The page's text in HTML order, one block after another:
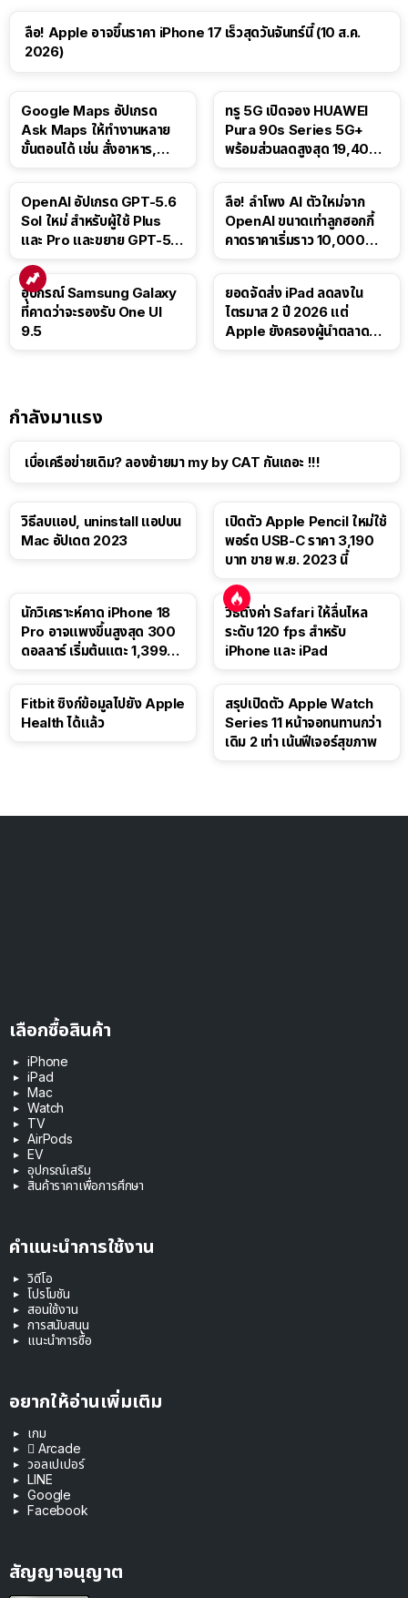
ลือ! Apple อาจขึ้นราคา iPhone 17 เร็วสุดวันจันทร์นี้ (10 ส.ค.
2026)
Google Maps อัปเกรด
Ask Maps ให้ทำงานหลาย
ขั้นตอนได้ เช่น สั่งอาหาร,
ทรู 5G เปิดจอง HUAWEI
Pura 90s Series 5G+
พร้อมส่วนลดสูงสุด 19,400
OpenAI อัปเกรด GPT-5.6
Sol ใหม่ สำหรับผู้ใช้ Plus
และ Pro และขยาย GPT-5.6
ลือ! ลำโพง AI ตัวใหม่จาก
OpenAI ขนาดเท่าลูกฮอกกี้
คาดราคาเริ่มราว 10,000
อุปกรณ์ Samsung Galaxy
ที่คาดว่าจะรองรับ One UI
9.5
ยอดจัดส่ง iPad ลดลงใน
ไตรมาส 2 ปี 2026 แต่
Apple ยังครองผู้นำตลาด
กำลังมาแรง
เบื่อเครือข่ายเดิม? ลองย้ายมา my by CAT กันเถอะ !!!
วิธีลบแอป, uninstall แอปบน
Mac อัปเดต 2023
เปิดตัว Apple Pencil ใหม่ใช้
พอร์ต USB-C ราคา 3,190
บาท ขาย พ.ย. 2023 นี้
นักวิเคราะห์คาด iPhone 18
Pro อาจแพงขึ้นสูงสุด 300
ดอลลาร์ เริ่มต้นแตะ 1,399
วิธีตั้งค่า Safari ให้ลื่นไหล
ระดับ 120 fps สำหรับ
iPhone และ iPad
Fitbit ซิงก์ข้อมูลไปยัง Apple
Health ได้แล้ว
สรุปเปิดตัว Apple Watch
Series 11 หน้าจอทนทานกว่า
เดิม 2 เท่า เน้นฟีเจอร์สุขภาพ
เลือกซื้อสินค้า
iPhone
iPad
Mac
Watch
TV
AirPods
EV
อุปกรณ์เสริม
สินค้าราคาเพื่อการศึกษา
คำแนะนำการใช้งาน
วิดีโอ
โปรโมชัน
สอนใช้งาน
การสนับสนุน
แนะนำการซื้อ
อยากให้อ่านเพิ่มเติม
เกม
 Arcade
วอลเปเปอร์
LINE
Google
Facebook
สัญญาอนุญาต